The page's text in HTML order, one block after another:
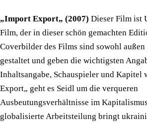
„Import Export„ (2007) Dieser Film ist
Film, der in dieser schön gemachten
Coverbilder des Films sind sowohl
gestaltet und geben die wichtigsten
Inhaltsangabe, Schauspieler und Kapitel
Export„ geht es Seidl um die verqueren
Ausbeutungsverhältnisse im
globalisierte Arbeitsteilung bringt